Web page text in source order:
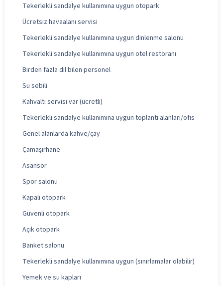
Tekerlekli sandalye kullanımına uygun otopark
Ücretsiz havaalanı servisi
Tekerlekli sandalye kullanımına uygun dinlenme salonu
Tekerlekli sandalye kullanımına uygun otel restoranı
Birden fazla dil bilen personel
Su sebili
Kahvaltı servisi var (ücretli)
Tekerlekli sandalye kullanımına uygun toplantı alanları/ofis
Genel alanlarda kahve/çay
Çamaşırhane
Asansör
Spor salonu
Kapalı otopark
Güvenli otopark
Açık otopark
Banket salonu
Tekerlekli sandalye kullanımına uygun (sınırlamalar olabilir)
Yemek ve su kapları